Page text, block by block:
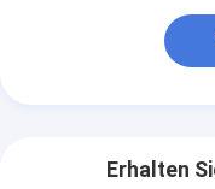
Erhalten